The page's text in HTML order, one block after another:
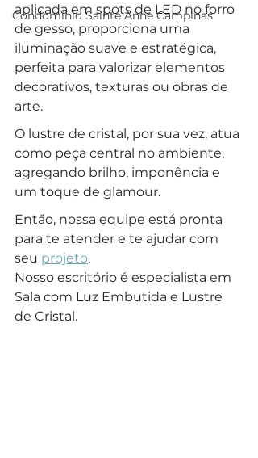
Condomínio Sainte Anne Campinas
aplicada em spots de LED no forro
de gesso, proporciona uma
iluminação suave e estratégica,
perfeita para valorizar elementos
decorativos, texturas ou obras de
arte.
O lustre de cristal, por sua vez, atua
como peça central no ambiente,
agregando brilho, imponência e
um toque de glamour.
Então, nossa equipe está pronta
para te atender e te ajudar com
seu projeto.
Nosso escritório é especialista em
Sala com Luz Embutida e Lustre
de Cristal.